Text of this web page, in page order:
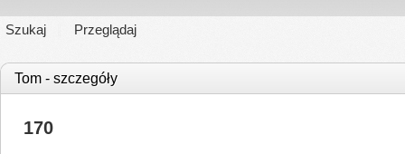
Szukaj Przeglądaj
Tom - szczegóły
170